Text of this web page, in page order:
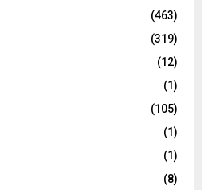
(463)
(319)
(12)
(1)
(105)
(1)
(1)
(8)